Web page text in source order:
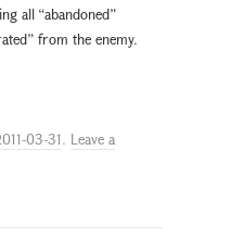
all “abandoned”
from the enemy.
03-31. Leave a